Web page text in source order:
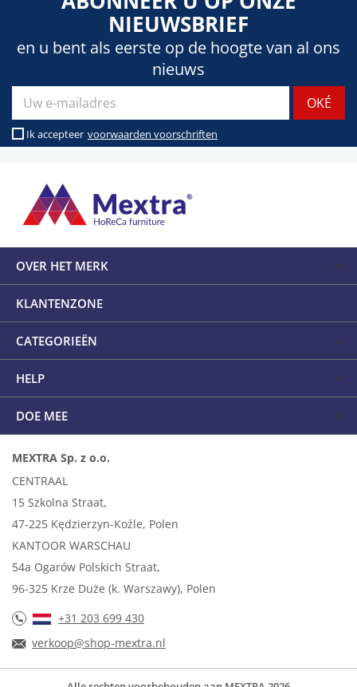
NIEUWSBRIEF
en u bent als eerste op de hoogte van al ons
nieuws
Ik accepteer voorwaarden voorschriften
OVER HET MERK
KLANTENZONE
CATEGORIEËN
HELP
DOE MEE
MEXTRA Sp. z o.o.
CENTRAAL
15 Szkolna Straat,
47-225 Kędzierzyn-Koźle, Polen
KANTOOR WARSCHAU
54a Ogarów Polskich Straat,
96-325 Krze Duże (k. Warszawy), Polen
+31 203 699 430
verkoop@shop-mextra.nl